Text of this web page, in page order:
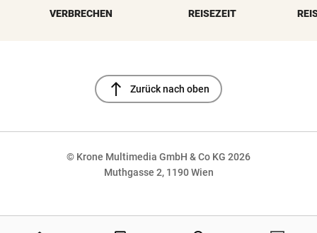
VERBRECHEN REISEZEIT
north Zurück nach oben
© Krone Multimedia GmbH & Co KG 2026
Muthgasse 2, 1190 Wien
NaN%